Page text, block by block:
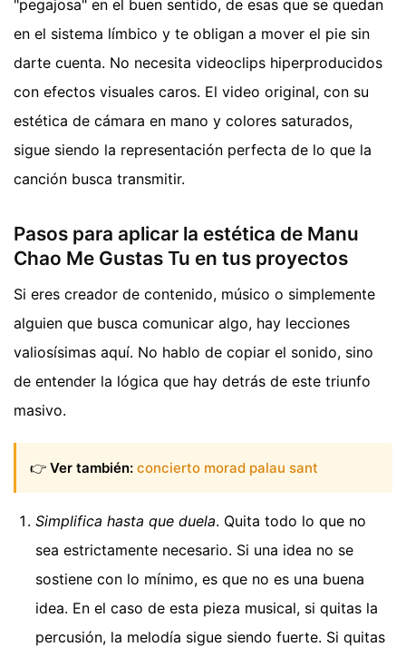
"pegajosa" en el buen sentido, de esas que se quedan
en el sistema límbico y te obligan a mover el pie sin
darte cuenta. No necesita videoclips hiperproducidos
con efectos visuales caros. El video original, con su
estética de cámara en mano y colores saturados,
sigue siendo la representación perfecta de lo que la
canción busca transmitir.
Pasos para aplicar la estética de Manu
Chao Me Gustas Tu en tus proyectos
Si eres creador de contenido, músico o simplemente
alguien que busca comunicar algo, hay lecciones
valiosísimas aquí. No hablo de copiar el sonido, sino
de entender la lógica que hay detrás de este triunfo
masivo.
👉 Ver también: concierto morad palau sant
Simplifica hasta que duela. Quita todo lo que no
sea estrictamente necesario. Si una idea no se
sostiene con lo mínimo, es que no es una buena
idea. En el caso de esta pieza musical, si quitas la
percusión, la melodía sigue siendo fuerte. Si quitas